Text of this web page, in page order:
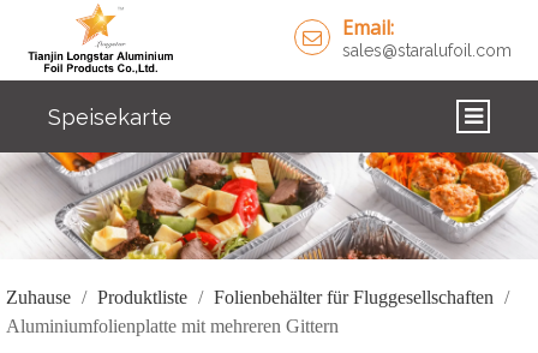
Email:
sales@staralufoil.com
Speisekarte
ZUHAUSE
PRODUKTE
ÜBER UNS
LÖSUNGEN
Zuhause / Produktliste / Folienbehälter für Fluggesellschaften /
Aluminiumfolienplatte mit mehreren Gittern